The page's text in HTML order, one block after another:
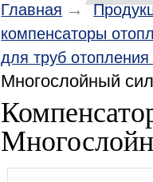
Главная
компенсаторы
для труб
Многослойный